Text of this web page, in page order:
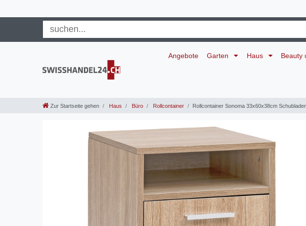
Angebote Garten Haus Beauty
Zur Startseite gehen Haus Büro Rollcontainer Rollcontainer Sonoma 33x60x38cm